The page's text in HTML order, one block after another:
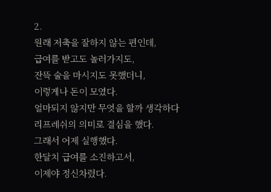
2.
원래 저축을 잘하지 않는 편인데,
급여를 받고도 놀러가지도,
잔뜩 술을 마시지도 못했더니,
이렇게나 돈이 모였다.
얼마되지 않지만 무엇을 할까 생각하다
리프레쉬의 의미로 결심을 했다.
그래서 어제 실행했다.
한달치 급여를 소진하고서,
이제야 정신차렸다.